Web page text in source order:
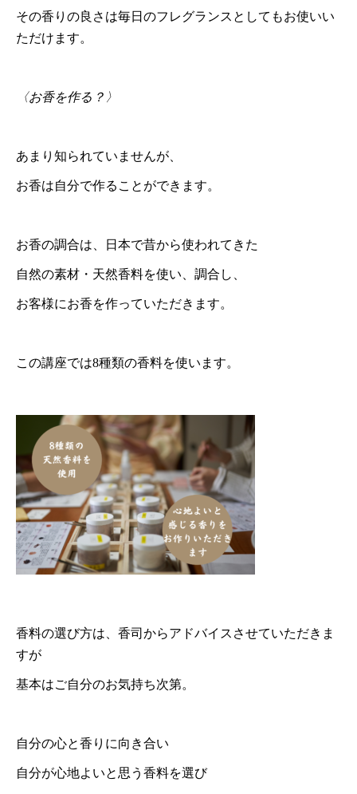
その香りの良さは毎日のフレグランスとしてもお使いい
ただけます。
〈お香を作る？〉
あまり知られていませんが、
お香は自分で作ることができます。
お香の調合は、日本で昔から使われてきた
自然の素材・天然香料を使い、調合し、
お客様にお香を作っていただきます。
この講座では8種類の香料を使います。
香料の選び方は、香司からアドバイスさせていただきま
すが
基本はご自分のお気持ち次第。
自分の心と香りに向き合い
自分が心地よいと思う香料を選び